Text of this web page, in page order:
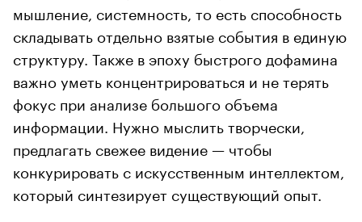
мышление, системность, то есть способность
складывать отдельно взятые события в единую
структуру. Также в эпоху быстрого дофамина
важно уметь концентрироваться и не терять
фокус при анализе большого объема
информации. Нужно мыслить творчески,
предлагать свежее видение — чтобы
конкурировать с искусственным интеллектом,
который синтезирует существующий опыт.